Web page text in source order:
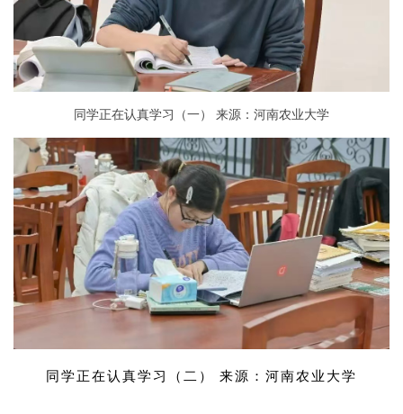
同学正在认真学习（一） 来源：河南农业大学
同学正在认真学习（二） 来源：河南农业大学